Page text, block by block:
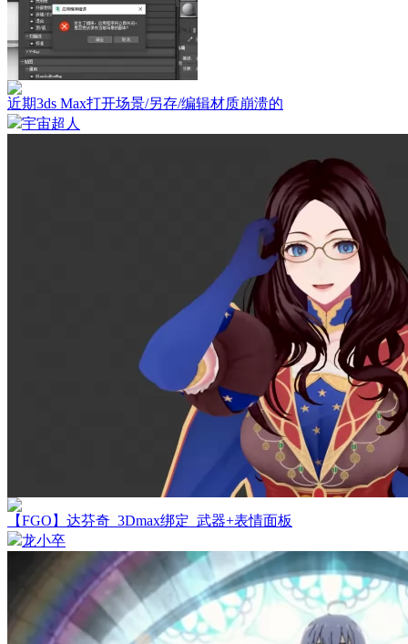
近期3ds Max打开场景/另存/编辑材质崩溃的
宇宙超人
【FGO】达芬奇_3Dmax绑定_武器+表情面板
龙小卒